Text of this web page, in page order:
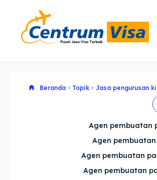
Explore our
Explore our
Beranda Topik Jasa pengurusan
Agen pembuatan
Agen
Agen pembuatan
Agen pembuatan